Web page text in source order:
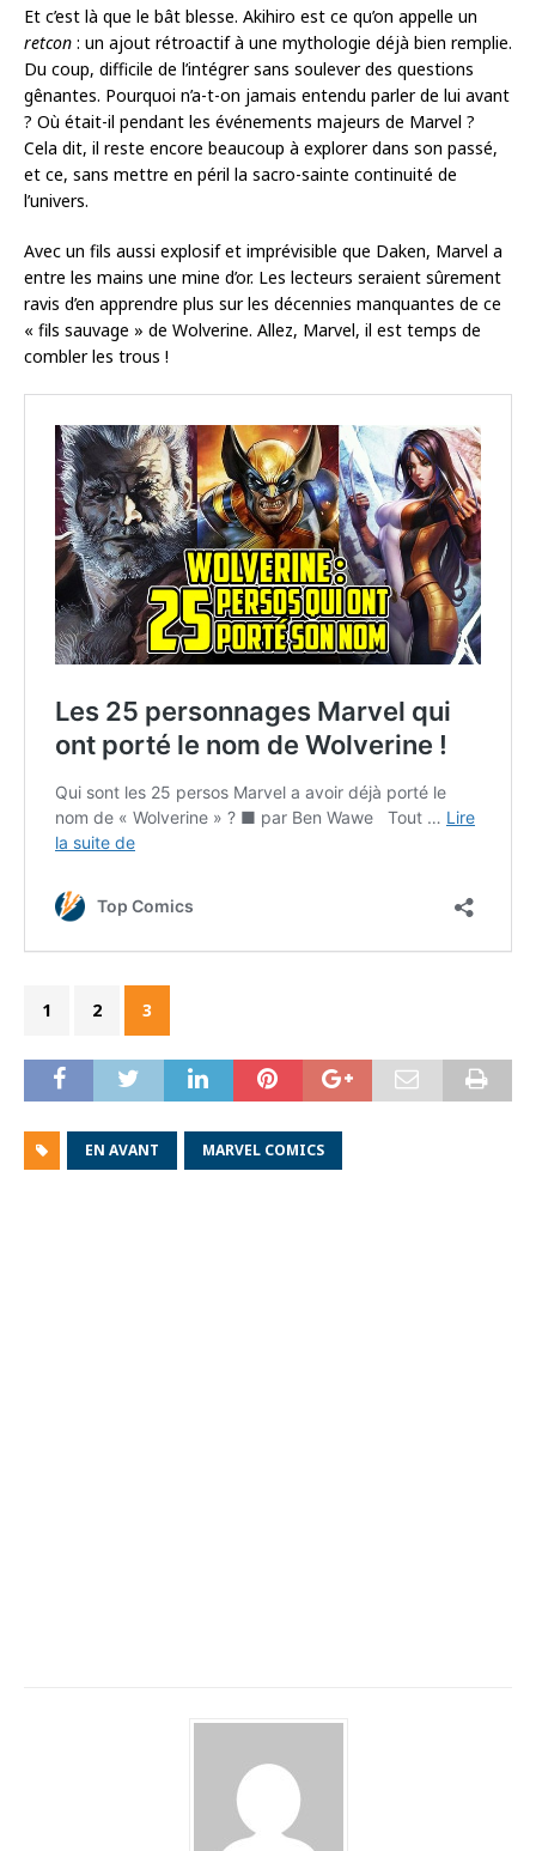
Et c’est là que le bât blesse. Akihiro est ce qu’on appelle un
retcon : un ajout rétroactif à une mythologie déjà bien remplie.
Du coup, difficile de l’intégrer sans soulever des questions
gênantes. Pourquoi n’a-t-on jamais entendu parler de lui avant
? Où était-il pendant les événements majeurs de Marvel ?
Cela dit, il reste encore beaucoup à explorer dans son passé,
et ce, sans mettre en péril la sacro-sainte continuité de
l’univers.
Avec un fils aussi explosif et imprévisible que Daken, Marvel a
entre les mains une mine d’or. Les lecteurs seraient sûrement
ravis d’en apprendre plus sur les décennies manquantes de ce
« fils sauvage » de Wolverine. Allez, Marvel, il est temps de
combler les trous !
1 2 3
EN AVANT MARVEL COMICS